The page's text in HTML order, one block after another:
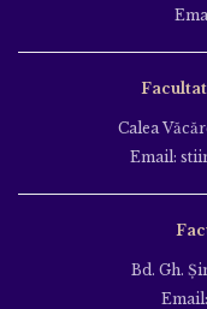
Calea
Email:
Bd. Gh.